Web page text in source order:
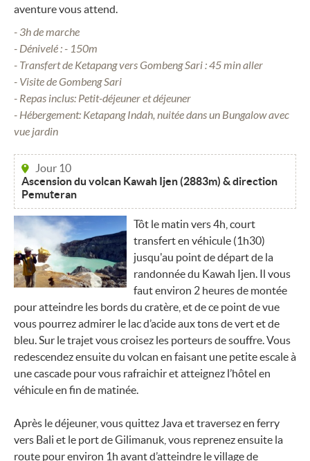
aventure vous attend.
- 3h de marche
- Dénivelé : - 150m
- Transfert de Ketapang vers Gombeng Sari : 45 min aller
- Visite de Gombeng Sari
- Repas inclus: Petit-déjeuner et déjeuner
- Hébergement: Ketapang Indah, nuitée dans un Bungalow avec
vue jardin
Jour 10
Ascension du volcan Kawah Ijen (2883m) & direction
Pemuteran
Tôt le matin vers 4h, court
transfert en véhicule (1h30)
jusqu'au point de départ de la
randonnée du Kawah Ijen. Il vous
faut environ 2 heures de montée
pour atteindre les bords du cratère, et de ce point de vue
vous pourrez admirer le lac d’acide aux tons de vert et de
bleu. Sur le trajet vous croisez les porteurs de souffre. Vous
redescendez ensuite du volcan en faisant une petite escale à
une cascade pour vous rafraichir et atteignez l’hôtel en
véhicule en fin de matinée.
Après le déjeuner, vous quittez Java et traversez en ferry
vers Bali et le port de Gilimanuk, vous reprenez ensuite la
route pour environ 1h avant d’atteindre le village de